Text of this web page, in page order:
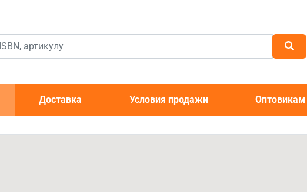
Доставка Условия продажи Оптовикам